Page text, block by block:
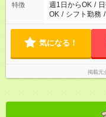
特徴 週1日からOK /
OK / シフト勤務 /
気になる！
掲載元